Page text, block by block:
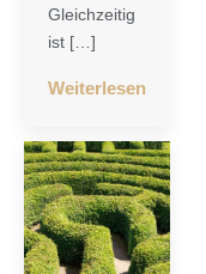
Gleichzeitig
ist […]
Weiterlesen